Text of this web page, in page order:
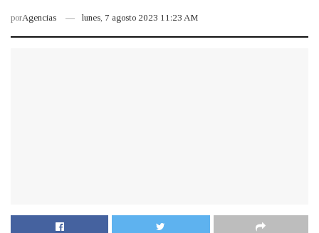
porAgencias lunes, 7 agosto 2023 11:23 AM